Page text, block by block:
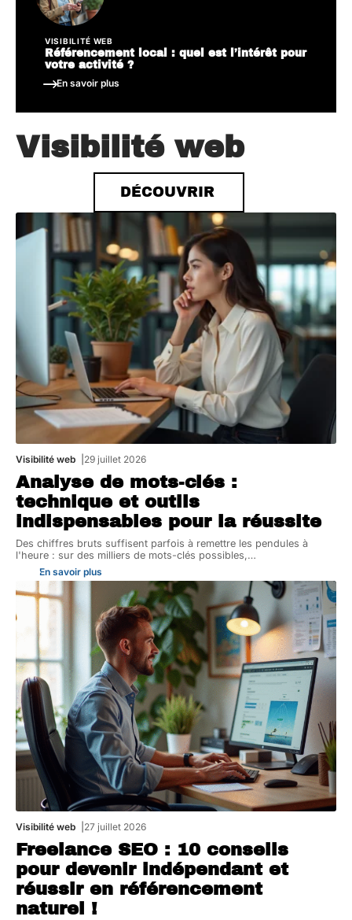
VISIBILITÉ WEB
Référencement local : quel est l’intérêt pour
votre activité ?
En savoir plus
Visibilité web
DÉCOUVRIR
Visibilité web 29 juillet 2026
Analyse de mots-clés :
technique et outils
indispensables pour la réussite
Des chiffres bruts suffisent parfois à remettre les pendules à
l'heure : sur des milliers de mots-clés possibles,…
En savoir plus
Visibilité web 27 juillet 2026
Freelance SEO : 10 conseils
pour devenir indépendant et
réussir en référencement
naturel !